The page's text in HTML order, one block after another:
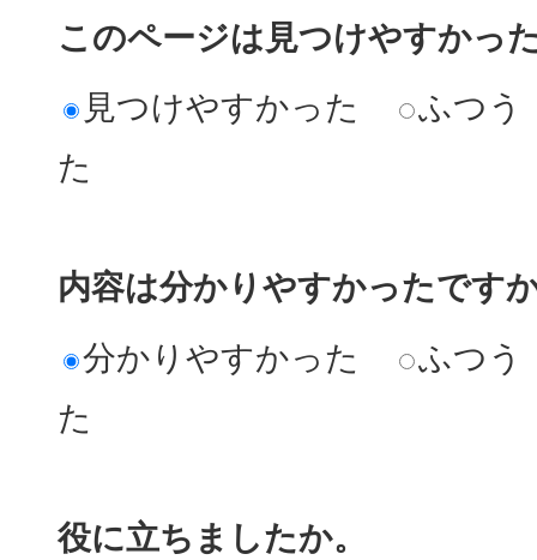
このページは見つけやすかっ
見つけやすかった
ふつう
た
内容は分かりやすかったです
分かりやすかった
ふつう
た
役に立ちましたか。